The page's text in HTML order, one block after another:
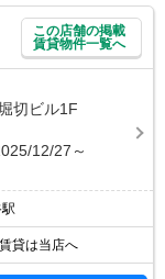
この店舗の掲載
賃貸物件一覧へ
切ビル1F
12/27～
貸は当店へ